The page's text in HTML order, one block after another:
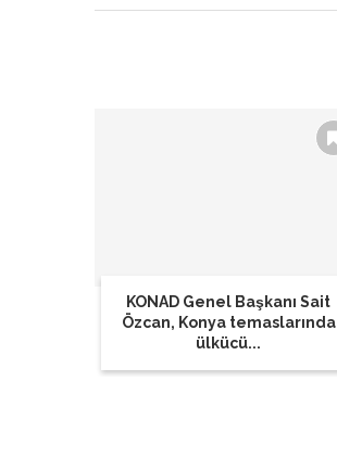
KONAD Genel Başkanı Sait
Özcan, Konya temaslarında
ülkücü...